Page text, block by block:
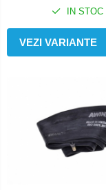
IN STOC
VEZI VARIANTE